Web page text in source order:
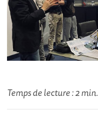
Temps de lecture : 2 min.